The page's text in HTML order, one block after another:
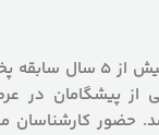
گروه بازرگانی
از پیشگامان در
حضور